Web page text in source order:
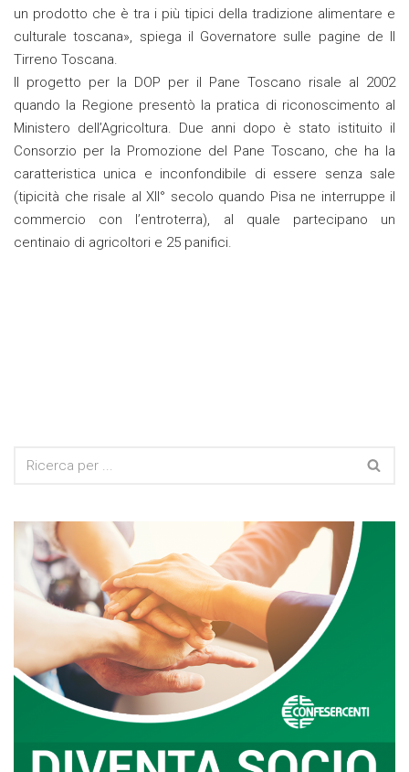
un prodotto che è tra i più tipici della tradizione alimentare e
culturale toscana», spiega il Governatore sulle pagine de Il
Tirreno Toscana.
Il progetto per la DOP per il Pane Toscano risale al 2002
quando la Regione presentò la pratica di riconoscimento al
Ministero dell’Agricoltura. Due anni dopo è stato istituito il
Consorzio per la Promozione del Pane Toscano, che ha la
caratteristica unica e inconfondibile di essere senza sale
(tipicità che risale al XII° secolo quando Pisa ne interruppe il
commercio con l’entroterra), al quale partecipano un
centinaio di agricoltori e 25 panifici.